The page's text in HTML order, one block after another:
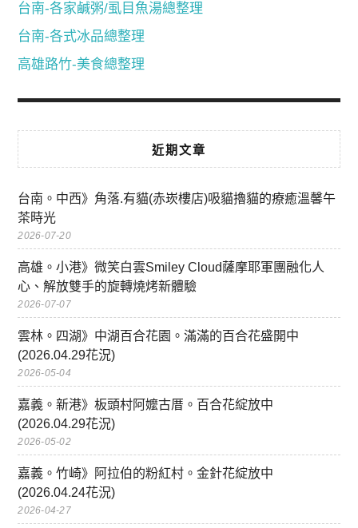
台南-各家鹹粥/虱目魚湯總整理
台南-各式冰品總整理
高雄路竹-美食總整理
近期文章
台南。中西》角落.有貓(赤崁樓店)吸貓擼貓的療癒溫馨午
茶時光
2026-07-20
高雄。小港》微笑白雲Smiley Cloud薩摩耶軍團融化人
心、解放雙手的旋轉燒烤新體驗
2026-07-07
雲林。四湖》中湖百合花園。滿滿的百合花盛開中
(2026.04.29花況)
2026-05-04
嘉義。新港》板頭村阿嬤古厝。百合花綻放中
(2026.04.29花況)
2026-05-02
嘉義。竹崎》阿拉伯的粉紅村。金針花綻放中
(2026.04.24花況)
2026-04-27